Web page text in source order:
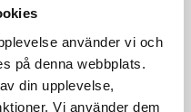
använder vi och
på denna webbplats.
din upplevelse,
Vi använder dem
Serviceshorts med
spikfickor
1494 60% bomull, 40% polyester